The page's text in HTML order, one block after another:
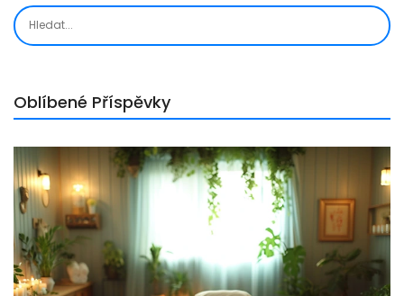
Oblíbené Příspěvky